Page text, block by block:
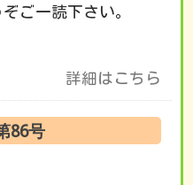
ご一読下さい。
詳細はこちら
86号